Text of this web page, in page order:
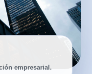
empresarial.